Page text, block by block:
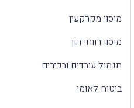
מיסוי מקרקעין
מיסוי רווחי הון
תגמול עובדים ובכירים
ביטוח לאומי